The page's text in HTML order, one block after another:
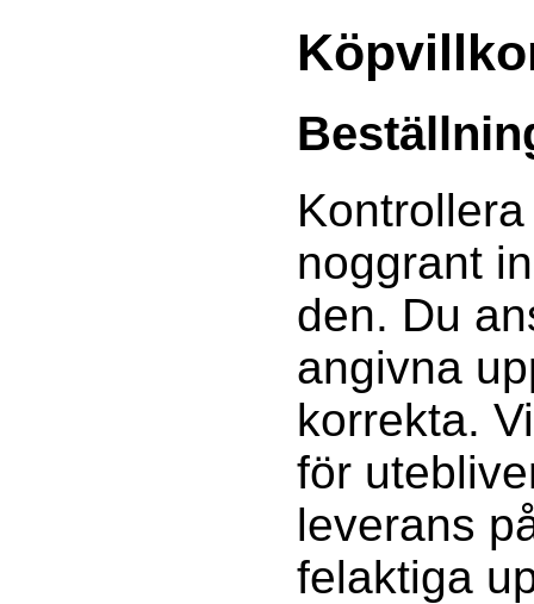
noggrant
den. Du
angivna
korrekta.
för
leverans
felaktiga